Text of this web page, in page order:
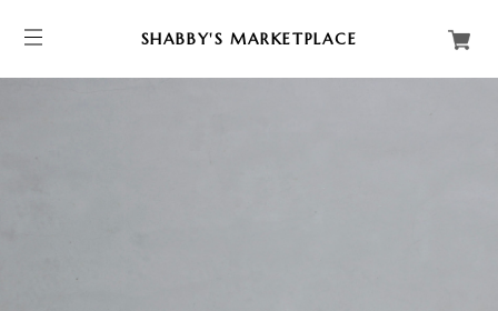
SHABBY'S MARKETPLACE